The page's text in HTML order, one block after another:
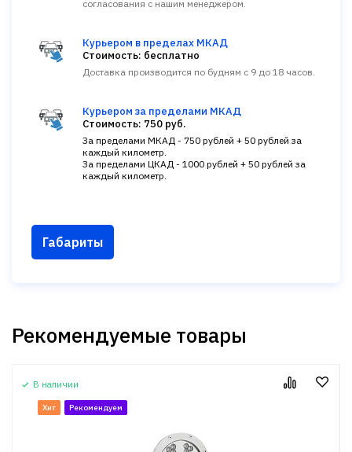
согласования с нашим менеджером.
Курьером в пределах МКАД
Стоимость: бесплатно
Доставка производится по будням с 9 до 18 часов.
Курьером за пределами МКАД
Стоимость: 750 руб.
За пределами МКАД - 750 рублей + 50 рублей за
каждый километр.
За пределами ЦКАД - 1000 рублей + 50 рублей за
каждый километр.
Габариты
Рекомендуемые товары
В наличии
Хит Рекомендуем